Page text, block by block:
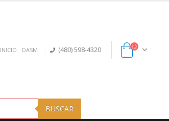
INICIO DASM (480) 598-4320
BUSCAR